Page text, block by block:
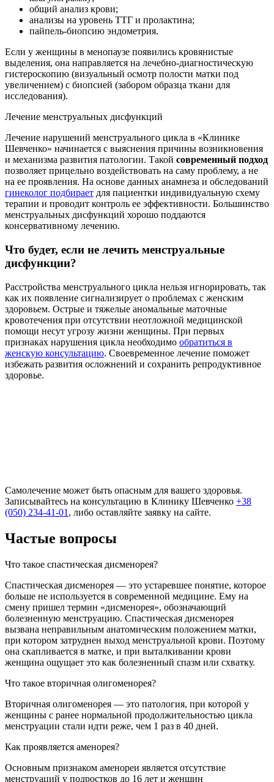
общий анализ крови;
анализы на уровень ТТГ и пролактина;
пайпель-биопсию эндометрия.
Если у женщины в менопаузе появились кровянистые
выделения, она направляется на лечебно-диагностическую
гистероскопию (визуальный осмотр полости матки под
увеличением) с биопсией (забором образца ткани для
исследования).
Лечение менструальных дисфункций
Лечение нарушений менструального цикла в «Клинике
Шевченко» начинается с выяснения причины возникновения
и механизма развития патологии. Такой современный подход
позволяет прицельно воздействовать на саму проблему, а не
на ее проявления. На основе данных анамнеза и обследований
гинеколог подбирает для пациентки индивидуальную схему
терапии и проводит контроль ее эффективности. Большинство
менструальных дисфункций хорошо поддаются
консервативному лечению.
Что будет, если не лечить менструальные
дисфункции?
Расстройства менструального цикла нельзя игнорировать, так
как их появление сигнализирует о проблемах с женским
здоровьем. Острые и тяжелые аномальные маточные
кровотечения при отсутствии неотложной медицинской
помощи несут угрозу жизни женщины. При первых
признаках нарушения цикла необходимо обратиться в
женскую консультацию. Своевременное лечение поможет
избежать развития осложнений и сохранить репродуктивное
здоровье.
Самолечение может быть опасным для вашего здоровья.
Записывайтесь на консультацию в Клинику Шевченко +38
(050) 234-41-01 , либо оставляйте заявку на сайте.
Частые вопросы
Что такое спастическая дисменорея?
Спастическая дисменорея — это устаревшее понятие, которое
больше не используется в современной медицине. Ему на
смену пришел термин «дисменорея», обозначающий
болезненную менструацию. Спастическая дисменорея
вызвана неправильным анатомическим положением матки,
при котором затруднен выход менструальной крови. Поэтому
она скапливается в матке, и при выталкивании крови
женщина ощущает это как болезненный спазм или схватку.
Что такое вторичная олигоменорея?
Вторичная олигоменорея — это патология, при которой у
женщины с ранее нормальной продолжительностью цикла
менструации стали идти реже, чем 1 раз в 40 дней.
Как проявляется аменорея?
Основным признаком аменореи является отсутствие
менструаций у подростков до 16 лет и женщин